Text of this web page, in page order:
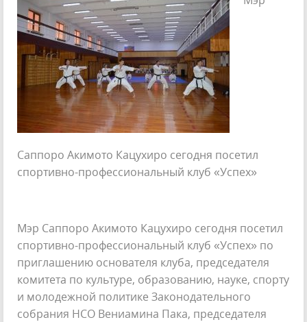
Саппоро Акимото Кацухиро сегодня посетил
спортивно-профессиональный клуб «Успех»
Мэр Саппоро Акимото Кацухиро сегодня посетил
спортивно-профессиональный клуб «Успех» по
приглашению основателя клуба, председателя
комитета по культуре, образованию, науке, спорту
и молодежной политике Законодательного
собрания НСО Вениамина Пака, председателя